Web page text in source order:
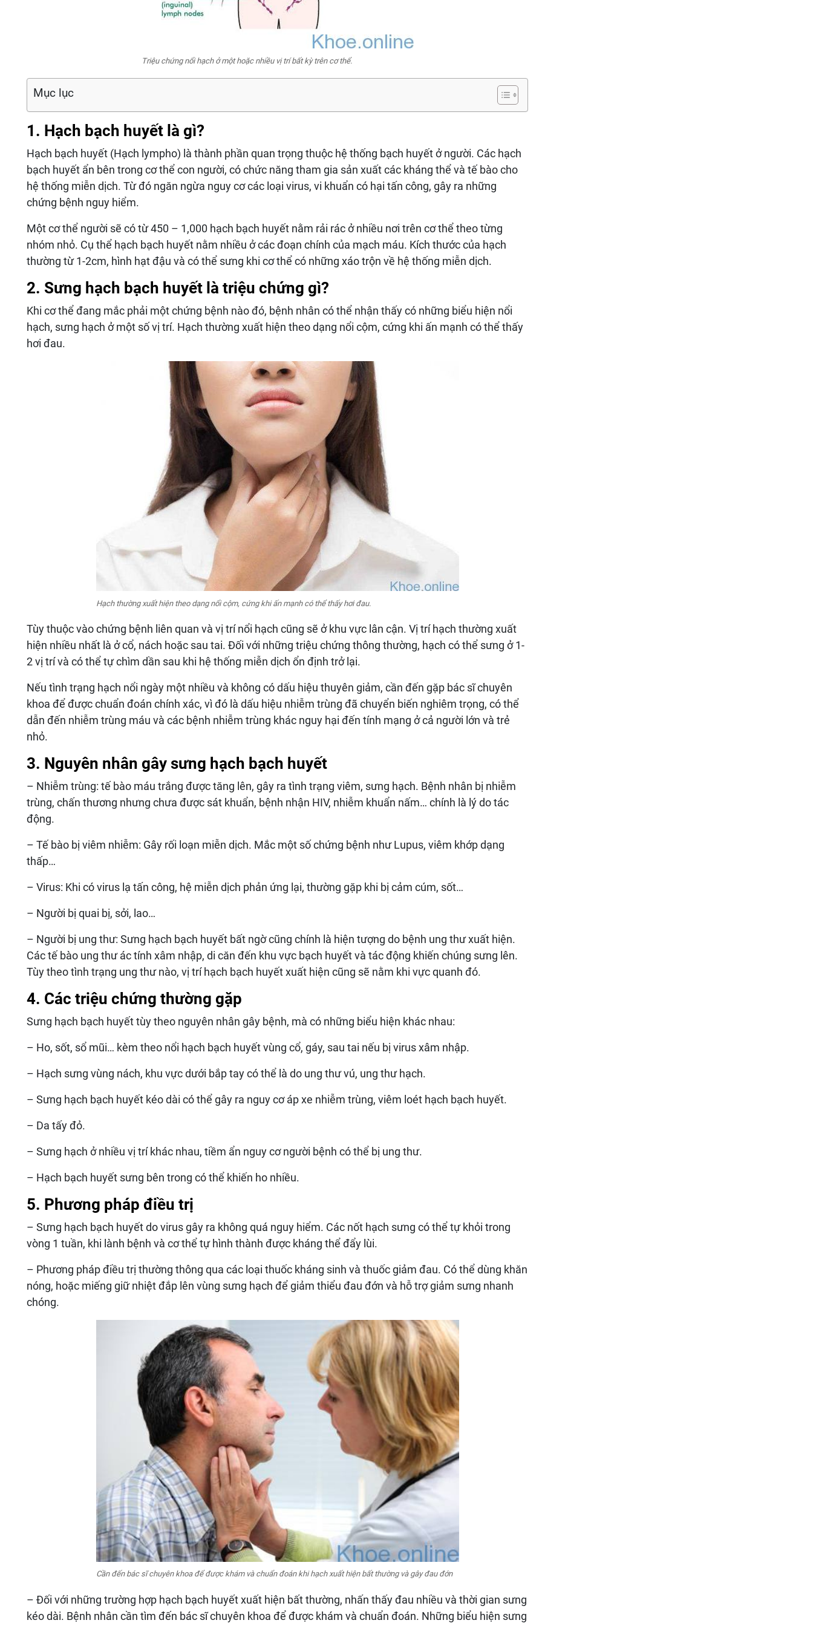
Triệu chứng nổi hạch ở một hoặc nhiều vị trí bất kỳ trên cơ thể.
Mục lục
1. Hạch bạch huyết là gì?
Hạch bạch huyết (Hạch lympho) là thành phần quan trọng thuộc hệ thống bạch huyết ở người. Các hạch
bạch huyết ẩn bên trong cơ thể con người, có chức năng tham gia sản xuất các kháng thể và tế bào cho
hệ thống miễn dịch. Từ đó ngăn ngừa nguy cơ các loại virus, vi khuẩn có hại tấn công, gây ra những
chứng bệnh nguy hiểm.
Một cơ thể người sẽ có từ 450 – 1,000 hạch bạch huyết nằm rải rác ở nhiều nơi trên cơ thể theo từng
nhóm nhỏ. Cụ thể hạch bạch huyết nằm nhiều ở các đoạn chính của mạch máu. Kích thước của hạch
thường từ 1-2cm, hình hạt đậu và có thể sưng khi cơ thể có những xáo trộn về hệ thống miễn dịch.
2. Sưng hạch bạch huyết là triệu chứng gì?
Khi cơ thể đang mắc phải một chứng bệnh nào đó, bệnh nhân có thể nhận thấy có những biểu hiện nổi
hạch, sưng hạch ở một số vị trí. Hạch thường xuất hiện theo dạng nổi cộm, cứng khi ấn mạnh có thể thấy
hơi đau.
Hạch thường xuất hiện theo dạng nổi cộm, cứng khi ấn mạnh có thể thấy hơi đau.
Tùy thuộc vào chứng bệnh liên quan và vị trí nổi hạch cũng sẽ ở khu vực lân cận. Vị trí hạch thường xuất
hiện nhiều nhất là ở cổ, nách hoặc sau tai. Đối với những triệu chứng thông thường, hạch có thể sưng ở 1-
2 vị trí và có thể tự chìm dần sau khi hệ thống miễn dịch ổn định trở lại.
Nếu tình trạng hạch nổi ngày một nhiều và không có dấu hiệu thuyên giảm, cần đến gặp bác sĩ chuyên
khoa để được chuẩn đoán chính xác, vì đó là dấu hiệu nhiễm trùng đã chuyển biến nghiêm trọng, có thể
dẫn đến nhiễm trùng máu và các bệnh nhiễm trùng khác nguy hại đến tính mạng ở cả người lớn và trẻ
nhỏ.
3. Nguyên nhân gây sưng hạch bạch huyết
– Nhiễm trùng: tế bào máu trắng được tăng lên, gây ra tình trạng viêm, sưng hạch. Bệnh nhân bị nhiễm
trùng, chấn thương nhưng chưa được sát khuẩn, bệnh nhận HIV, nhiễm khuẩn nấm… chính là lý do tác
động.
– Tế bào bị viêm nhiễm: Gây rối loạn miễn dịch. Mắc một số chứng bệnh như Lupus, viêm khớp dạng
thấp…
– Virus: Khi có virus lạ tấn công, hệ miễn dịch phản ứng lại, thường gặp khi bị cảm cúm, sốt…
– Người bị quai bị, sởi, lao…
– Người bị ung thư: Sưng hạch bạch huyết bất ngờ cũng chính là hiện tượng do bệnh ung thư xuất hiện.
Các tế bào ung thư ác tính xâm nhập, di căn đến khu vực bạch huyết và tác động khiến chúng sưng lên.
Tùy theo tình trạng ung thư nào, vị trí hạch bạch huyết xuất hiện cũng sẽ nằm khi vực quanh đó.
4. Các triệu chứng thường gặp
Sưng hạch bạch huyết tùy theo nguyên nhân gây bệnh, mà có những biểu hiện khác nhau:
– Ho, sốt, sổ mũi… kèm theo nổi hạch bạch huyết vùng cổ, gáy, sau tai nếu bị virus xâm nhập.
– Hạch sưng vùng nách, khu vực dưới bắp tay có thể là do ung thư vú, ung thư hạch.
– Sưng hạch bạch huyết kéo dài có thể gây ra nguy cơ áp xe nhiễm trùng, viêm loét hạch bạch huyết.
– Da tấy đỏ.
– Sưng hạch ở nhiều vị trí khác nhau, tiềm ẩn nguy cơ người bệnh có thể bị ung thư.
– Hạch bạch huyết sưng bên trong có thể khiến ho nhiều.
5. Phương pháp điều trị
– Sưng hạch bạch huyết do virus gây ra không quá nguy hiểm. Các nốt hạch sưng có thể tự khỏi trong
vòng 1 tuần, khi lành bệnh và cơ thể tự hình thành được kháng thể đẩy lùi.
– Phương pháp điều trị thường thông qua các loại thuốc kháng sinh và thuốc giảm đau. Có thể dùng khăn
nóng, hoặc miếng giữ nhiệt đắp lên vùng sưng hạch để giảm thiểu đau đớn và hỗ trợ giảm sưng nhanh
chóng.
Cần đến bác sĩ chuyên khoa để được khám và chuẩn đoán khi hạch xuất hiện bất thường và gây đau đớn
– Đối với những trường hợp hạch bạch huyết xuất hiện bất thường, nhấn thấy đau nhiều và thời gian sưng
kéo dài. Bệnh nhân cần tìm đến bác sĩ chuyên khoa để được khám và chuẩn đoán. Những biểu hiện sưng